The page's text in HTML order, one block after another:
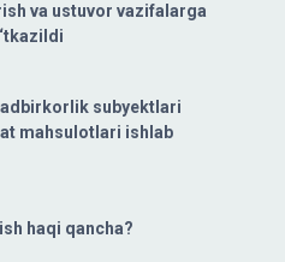
va ustuvor vazifalarga
subyektlari
mahsulotlari ishlab
haqi qancha?